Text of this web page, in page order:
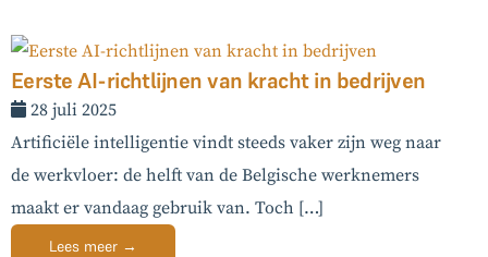
Eerste AI-richtlijnen van kracht in bedrijven
28 juli 2025
Artificiële intelligentie vindt steeds vaker zijn weg naar
de werkvloer: de helft van de Belgische werknemers
maakt er vandaag gebruik van. Toch […]
Lees meer →